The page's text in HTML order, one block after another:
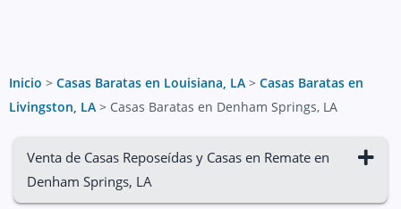
Inicio > Casas Baratas en Louisiana, LA > Casas Baratas en
Livingston, LA > Casas Baratas en Denham Springs, LA
Venta de Casas Reposeídas y Casas en Remate en
Denham Springs, LA